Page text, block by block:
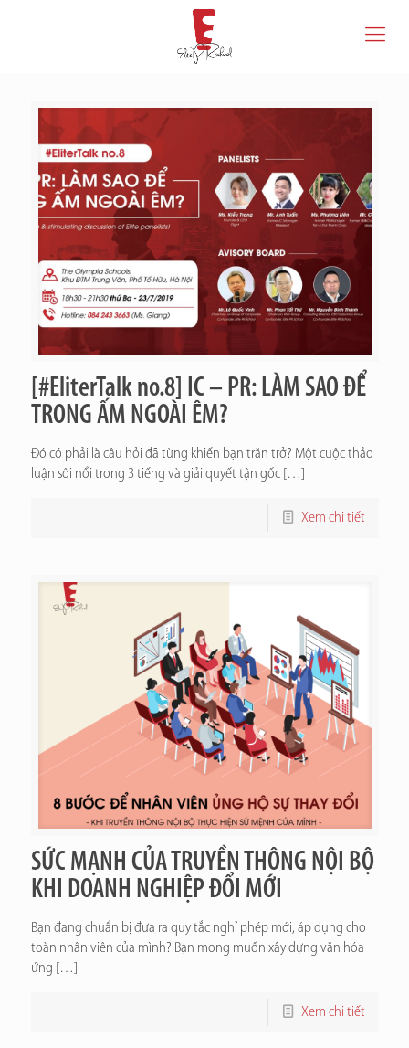
[#EliterTalk no.8] IC – PR: LÀM SAO ĐỂ
TRONG ẤM NGOÀI ÊM?
Đó có phải là câu hỏi đã từng khiến bạn trăn trở? Một cuộc thảo
luận sôi nổi trong 3 tiếng và giải quyết tận gốc[…]
Xem chi tiết
SỨC MẠNH CỦA TRUYỀN THÔNG NỘI BỘ
KHI DOANH NGHIỆP ĐỔI MỚI
Bạn đang chuẩn bị đưa ra quy tắc nghỉ phép mới, áp dụng cho
toàn nhân viên của mình? Bạn mong muốn xây dựng văn hóa
ứng […]
Xem chi tiết